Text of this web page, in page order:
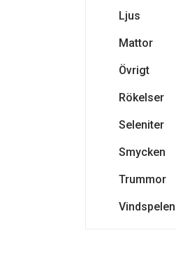
Ljus
Mattor
Övrigt
Rökelser
Seleniter
Smycken
Trummor
Vindspelen